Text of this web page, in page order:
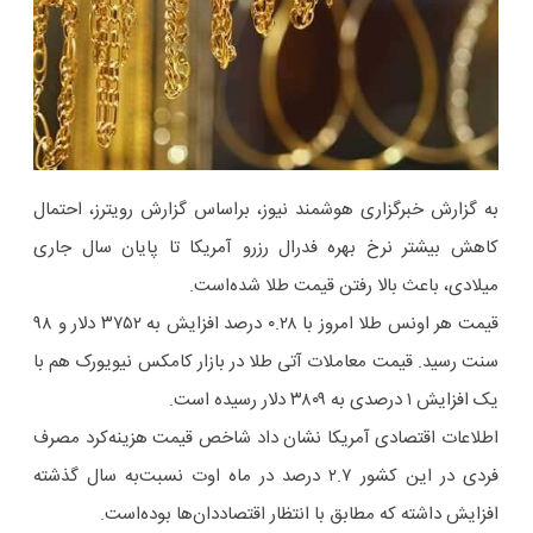
به گزارش خبرگزاری هوشمند نیوز، براساس گزارش رویترز، احتمال
کاهش بیشتر نرخ بهره فدرال رزرو آمریکا تا پایان سال جاری
میلادی، باعث بالا رفتن قیمت طلا شده‌است.
قیمت هر اونس طلا امروز با ۰.۲۸ درصد افزایش به ۳۷۵۲ دلار و ۹۸
سنت رسید. قیمت معاملات آتی طلا در بازار کامکس نیویورک هم با
یک افزایش ۱ درصدی به ۳۸۰۹ دلار رسیده است.
اطلاعات اقتصادی آمریکا نشان داد شاخص قیمت هزینه‌کرد مصرف
فردی در این کشور ۲.۷ درصد در ماه اوت نسبت‌به سال گذشته
افزایش داشته که مطابق با انتظار اقتصاددان‌ها بوده‌است.